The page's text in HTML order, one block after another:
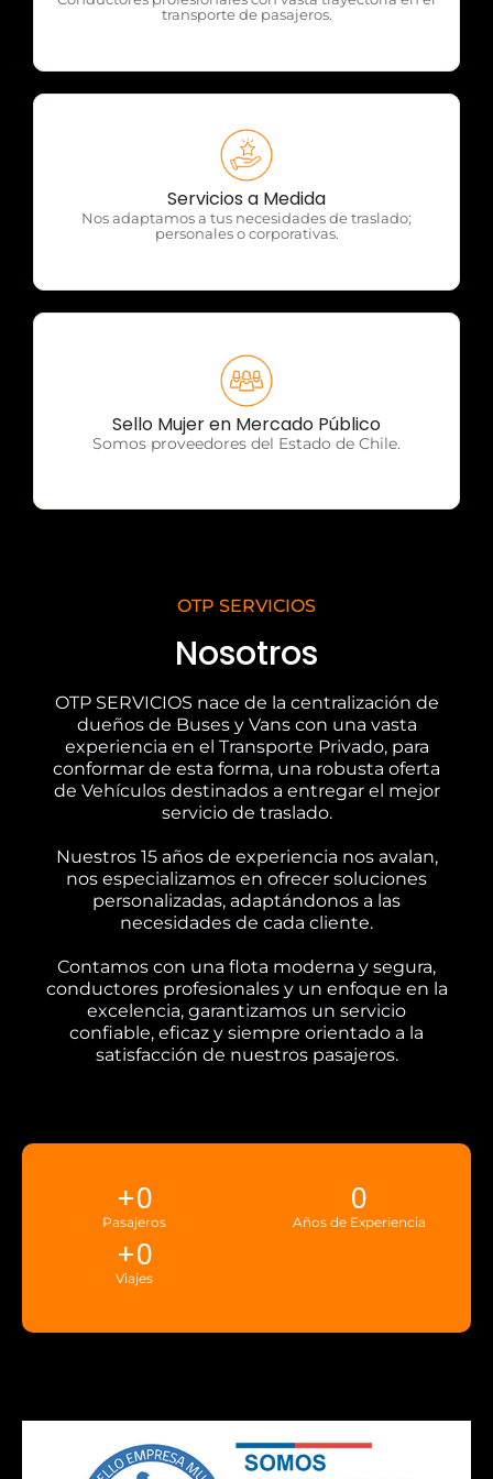
transporte de pasajeros.
Servicios a Medida
Nos adaptamos a tus necesidades de traslado;
personales o corporativas.
OTP Servicios
Sello Mujer en Mercado Público
Somos proveedores del Estado de Chile.
OTP Servicios
OTP SERVICIOS
Nosotros
OTP SERVICIOS nace de la centralización de
dueños de Buses y Vans con una vasta
experiencia en el Transporte Privado, para
conformar de esta forma, una robusta oferta
de Vehículos destinados a entregar el mejor
servicio de traslado.
Nuestros 15 años de experiencia nos avalan,
nos especializamos en ofrecer soluciones
personalizadas, adaptándonos a las
necesidades de cada cliente.
Contamos con una flota moderna y segura,
conductores profesionales y un enfoque en la
excelencia, garantizamos un servicio
confiable, eficaz y siempre orientado a la
satisfacción de nuestros pasajeros.
Pasajeros
+0
Años de Experiencia
0
Viajes
+0